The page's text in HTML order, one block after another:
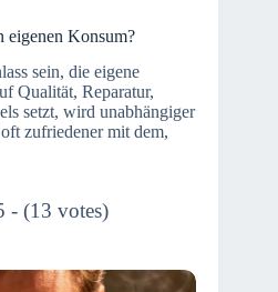
eigenen Konsum?
sein, die eigene
Qualität, Reparatur,
setzt, wird unabhängiger
zufriedener mit dem,
- (13 votes)